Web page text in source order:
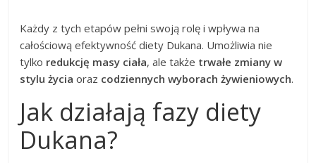
Każdy z tych etapów pełni swoją rolę i wpływa na
całościową efektywność diety Dukana. Umożliwia nie
tylko redukcję masy ciała, ale także trwałe zmiany w
stylu życia oraz codziennych wyborach żywieniowych.
Jak działają fazy diety
Dukana?